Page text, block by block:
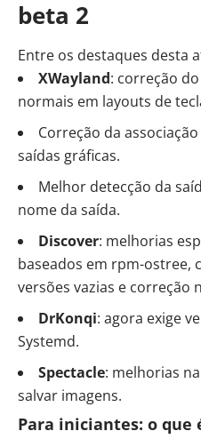
beta 2
Entre os destaques desta
XWayland: correção
normais em layouts de
Correção da
saídas gráficas.
Melhor detecção da
nome da saída.
Discover: melhorias
baseados em rpm-ostree,
versões vazias e correção
DrKonqi: agora exige
Systemd.
Spectacle: melhorias
salvar imagens.
Para iniciantes: o que